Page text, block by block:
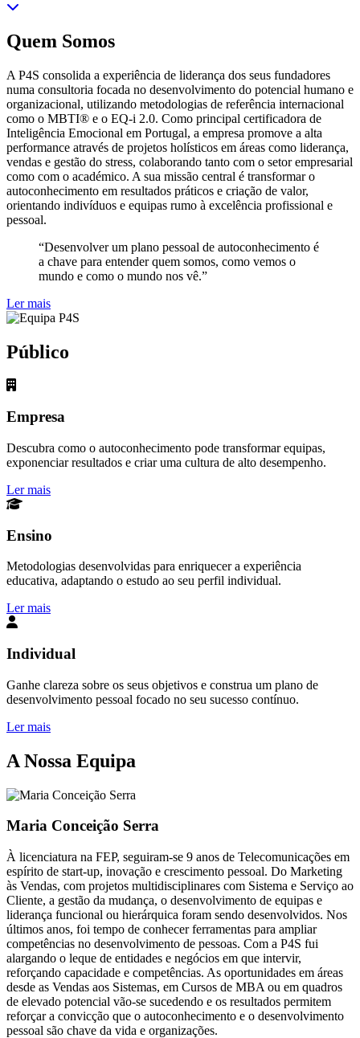
Quem Somos
A P4S consolida a experiência de liderança dos seus fundadores
numa consultoria focada no desenvolvimento do potencial humano e
organizacional, utilizando metodologias de referência internacional
como o MBTI® e o EQ-i 2.0. Como principal certificadora de
Inteligência Emocional em Portugal, a empresa promove a alta
performance através de projetos holísticos em áreas como liderança,
vendas e gestão do stress, colaborando tanto com o setor empresarial
como com o académico. A sua missão central é transformar o
autoconhecimento em resultados práticos e criação de valor,
orientando indivíduos e equipas rumo à excelência profissional e
pessoal.
“Desenvolver um plano pessoal de autoconhecimento é
a chave para entender quem somos, como vemos o
mundo e como o mundo nos vê.”
Ler mais
Público
Empresa
Descubra como o autoconhecimento pode transformar equipas,
exponenciar resultados e criar uma cultura de alto desempenho.
Ler mais
Ensino
Metodologias desenvolvidas para enriquecer a experiência
educativa, adaptando o estudo ao seu perfil individual.
Ler mais
Individual
Ganhe clareza sobre os seus objetivos e construa um plano de
desenvolvimento pessoal focado no seu sucesso contínuo.
Ler mais
A Nossa Equipa
Maria Conceição Serra
À licenciatura na FEP, seguiram-se 9 anos de Telecomunicações em
espírito de start-up, inovação e crescimento pessoal. Do Marketing
às Vendas, com projetos multidisciplinares com Sistema e Serviço ao
Cliente, a gestão da mudança, o desenvolvimento de equipas e
liderança funcional ou hierárquica foram sendo desenvolvidos. Nos
últimos anos, foi tempo de conhecer ferramentas para ampliar
competências no desenvolvimento de pessoas. Com a P4S fui
alargando o leque de entidades e negócios em que intervir,
reforçando capacidade e competências. As oportunidades em áreas
desde as Vendas aos Sistemas, em Cursos de MBA ou em quadros
de elevado potencial vão-se sucedendo e os resultados permitem
reforçar a convicção que o autoconhecimento e o desenvolvimento
pessoal são chave da vida e organizações.